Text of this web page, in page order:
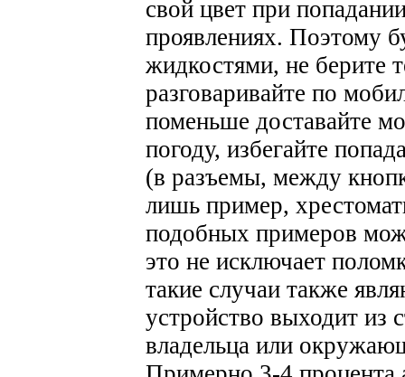
свой цвет при
проявлениях. Поэтому
жидкостями, не берите
разговаривайте по
поменьше доставайте
погоду, избегайте
(в разъемы, между
лишь пример,
подобных примеров
это не исключает
такие случаи также
устройство выходит из
владельца или